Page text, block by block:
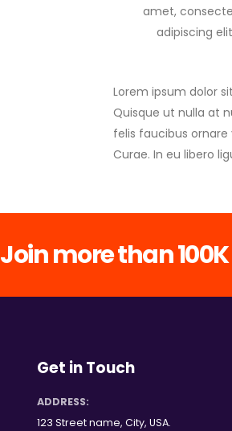
amet,
adipiscing
Lorem ipsum dolor
Quisque ut nulla at
felis faucibus
Curae. In eu libero
Join more than
Get in Touch
ADDRESS:
123 Street name, City, USA.